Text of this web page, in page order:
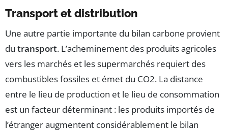
Transport et distribution
Une autre partie importante du bilan carbone provient
du transport. L’acheminement des produits agricoles
vers les marchés et les supermarchés requiert des
combustibles fossiles et émet du CO2. La distance
entre le lieu de production et le lieu de consommation
est un facteur déterminant : les produits importés de
l’étranger augmentent considérablement le bilan